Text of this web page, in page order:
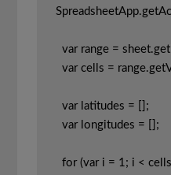
  var range = sheet.getDataRange();
  var cells = range.getValues();
  var latitudes = [];
  var longitudes = [];
  for (var i = 1; i < cells.length; i++) {